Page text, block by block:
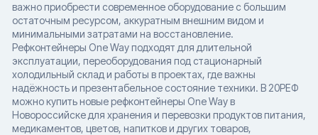
важно приобрести современное оборудование с большим
остаточным ресурсом, аккуратным внешним видом и
минимальными затратами на восстановление.
Рефконтейнеры One Way подходят для длительной
эксплуатации, переоборудования под стационарный
холодильный склад и работы в проектах, где важны
надёжность и презентабельное состояние техники. В 20РЕФ
можно купить новые рефконтейнеры One Way в
Новороссийске для хранения и перевозки продуктов питания,
медикаментов, цветов, напитков и других товаров,